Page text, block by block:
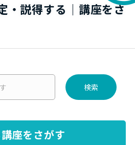
・説得する｜講座をさ
検索
座をさがす